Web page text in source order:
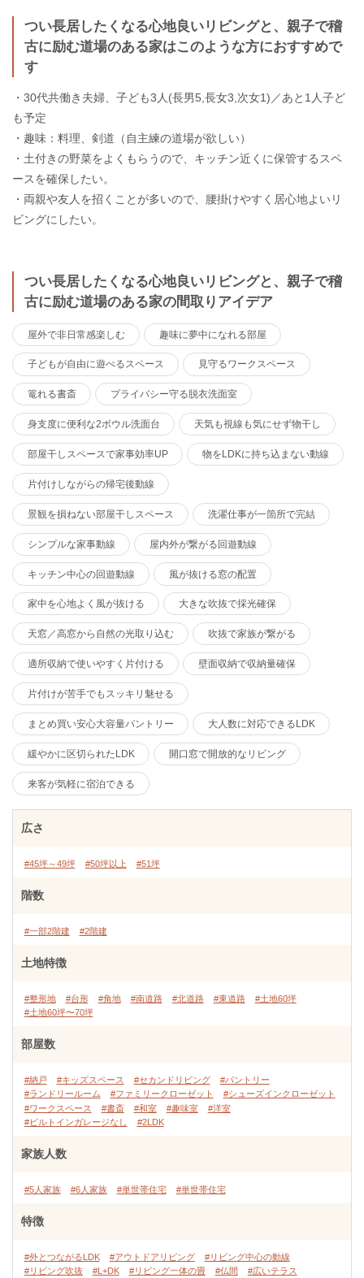
つい長居したくなる心地良いリビングと、親子で稽
古に励む道場のある家はこのような方におすすめで
す
・30代共働き夫婦、子ども3人(長男5,長女3,次女1)／あと1人子ど
も予定
・趣味：料理、剣道（自主練の道場が欲しい）
・土付きの野菜をよくもらうので、キッチン近くに保管するスペ
ースを確保したい。
・両親や友人を招くことが多いので、腰掛けやすく居心地よいリ
ビングにしたい。
つい長居したくなる心地良いリビングと、親子で稽
古に励む道場のある家の間取りアイデア
屋外で非日常感楽しむ 趣味に夢中になれる部屋
子どもが自由に遊べるスペース 見守るワークスペース
篭れる書斎 プライバシー守る脱衣洗面室
身支度に便利な2ボウル洗面台 天気も視線も気にせず物干し
部屋干しスペースで家事効率UP 物をLDKに持ち込まない動線
片付けしながらの帰宅後動線
景観を損ねない部屋干しスペース 洗濯仕事が一箇所で完結
シンプルな家事動線 屋内外が繋がる回遊動線
キッチン中心の回遊動線 風が抜ける窓の配置
家中を心地よく風が抜ける 大きな吹抜で採光確保
天窓／高窓から自然の光取り込む 吹抜で家族が繋がる
適所収納で使いやすく片付ける 壁面収納で収納量確保
片付けが苦手でもスッキリ魅せる
まとめ買い安心大容量パントリー 大人数に対応できるLDK
緩やかに区切られたLDK 開口窓で開放的なリビング
来客が気軽に宿泊できる
広さ
#45坪～49坪 #50坪以上 #51坪
階数
#一部2階建 #2階建
土地特徴
#整形地 #台形 #角地 #南道路 #北道路 #東道路
#土地60坪
#土地60坪〜70坪
部屋数
#納戸 #キッズスペース #セカンドリビング
#パントリー
#ランドリールーム
#ファミリークローゼット
#シューズインクローゼット
#ワークスペース
#書斎 #和室 #趣味室
#洋室
#ビルトインガレージなし
#2LDK
家族人数
#5人家族 #6人家族 #単世帯住宅 #単世帯住宅
特徴
#外とつながるLDK #アウトドアリビング
#リビング中心の動線
#リビング吹抜
#L+DK #リビング一体の畳 #仏間 #広いテラス